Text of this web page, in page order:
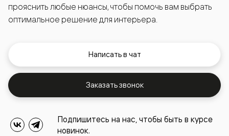
прояснить любые нюансы, чтобы помочь вам выбрать
оптимальное решение для интерьера.
Написать в чат
Заказать звонок
Подпишитесь на нас, чтобы быть в курсе
новинок.